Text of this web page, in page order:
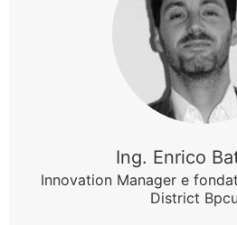
Ing. Enrico
Innovation Manager e
District